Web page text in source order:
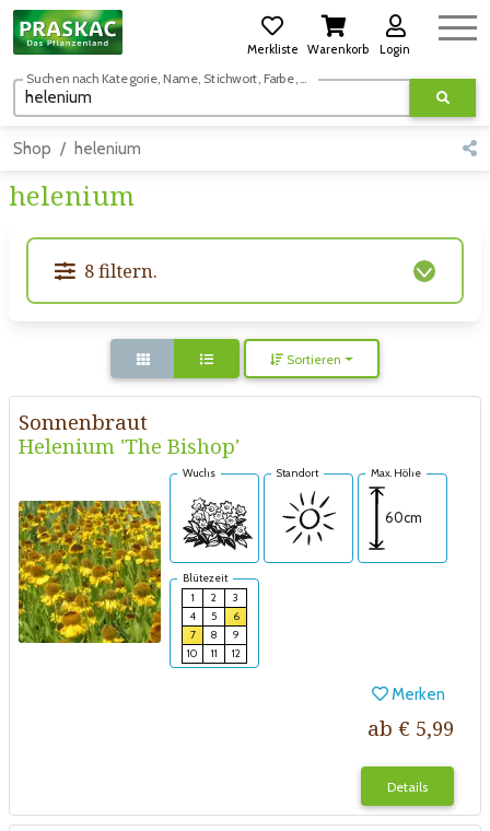
Merkliste Warenkorb Login
Suchen nach Kategorie, Name, Stichwort, Farbe, usw.
Shop helenium
helenium
8 filtern.
Sortieren
Sonnenbraut
Helenium 'The Bishop'
Wuchs Standort Max. Höhe
60cm
Blütezeit
1
2
3
4
5
6
7
8
9
10
11 12
Merken
ab € 5,99
Details